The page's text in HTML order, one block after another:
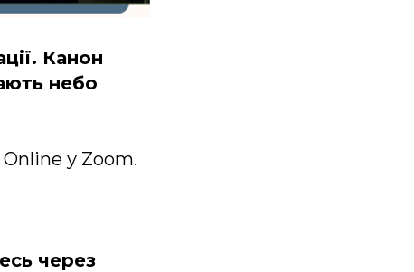
Канон
небо
у Zoom.
через